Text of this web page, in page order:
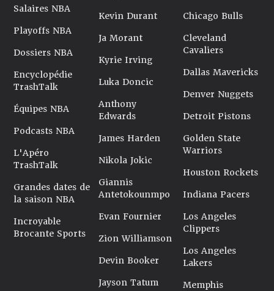
Salaires NBA
Playoffs NBA
Dossiers NBA
Encyclopédie
TrashTalk
Équipes NBA
Podcasts NBA
L'Apéro
TrashTalk
Grandes dates de
la saison NBA
Incroyable
Brocante Sports
Kevin Durant
Ja Morant
Kyrie Irving
Luka Doncic
Anthony
Edwards
James Harden
Nikola Jokic
Giannis
Antetokounmpo
Evan Fournier
Zion Williamson
Devin Booker
Jayson Tatum
Chicago Bulls
Cleveland
Cavaliers
Dallas Mavericks
Denver Nuggets
Detroit Pistons
Golden State
Warriors
Houston Rockets
Indiana Pacers
Los Angeles
Clippers
Los Angeles
Lakers
Memphis